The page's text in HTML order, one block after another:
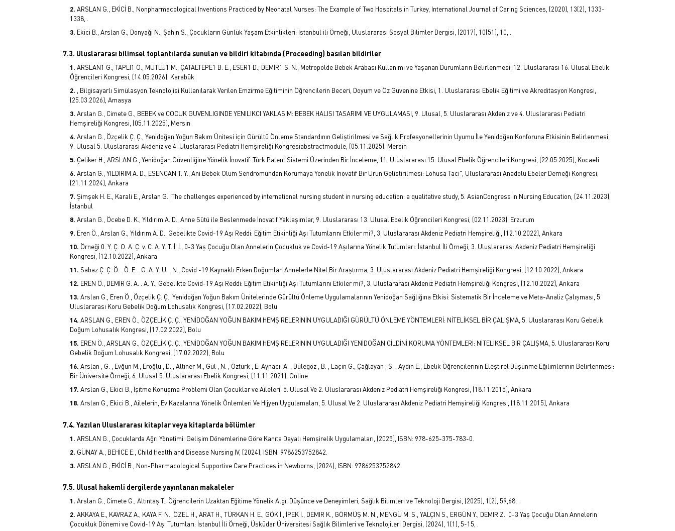
ARSLAN G., EKİCİ B., Nonpharmacological Inventions Practiced by Neonatal Nurses: The Example of Two Hospitals in Turkey, International Journal of Caring Sciences, (2020), 13(2), 1333-
1338, .
Ekici B., Arslan G., Donyağı N., Şahin S., Çocukların Günlük Yaşam Etkinlikleri: İstanbul ili Örneği, Uluslararası Sosyal Bilimler Dergisi, (2017), 10(51), 10, .
7.3. Uluslararası bilimsel toplantılarda sunulan ve bildiri kitabında (Proceeding) basılan bildiriler
ARSLAN1 G., TAPLI1 Ö., MUTLU1 M., ÇATALTEPE1 B. E., ESER1 D., DEMİR1 S. N., Metropolde Bebek Arabası Kullanımı ve Yaşanan Durumların Belirlenmesi, 12. Uluslararası 16. Ulusal Ebelik
Öğrencileri Kongresi, (14.05.2026), Karabük
, Bilgisayarlı Simülasyon Teknolojisi Kullanılarak Verilen Emzirme Eğitiminin Öğrencilerin Beceri, Doyum ve Öz Güvenine Etkisi, 1. Uluslararası Ebelik Eğitimi ve Akreditasyon Kongresi,
(25.03.2026), Amasya
Arslan G., Cimete G., BEBEK ve COCUK GUVENLIGINDE YENILIKCI YAKLASIM: BEBEK HALISI TASARIMI VE UYGULAMASI, 9. Ulusal, 5. Uluslararası Akdeniz ve 4. Uluslararası Pediatri
Hemşireliği Kongresi, (05.11.2025), Mersin
Arslan G., Özçelik Ç. Ç., Yenidoğan Yoğun Bakım Ünitesi için Gürültü Önleme Standardının Geliştirilmesi ve Sağlık Profesyonellerinin Uyumu İle Yenidoğan Konforuna Etkisinin Belirlenmesi,
9. Ulusal 5. Uluslararası Akdeniz ve 4. Uluslararası Pediatri Hemşireliği Kongresiabstractmodule, (05.11.2025), Mersin
Çeliker H., ARSLAN G., Yenidoğan Güvenliğine Yönelik İnovatif: Türk Patent Sistemi Üzerinden Bir İnceleme, 11. Uluslararası 15. Ulusal Ebelik Öğrencileri Kongresi, (22.05.2025), Kocaeli
Arslan G., YILDIRIM A. D., ESENCAN T. Y., Ani Bebek Olum Sendromundan Korumaya Yonelik Inovatif Bir Urun Gelistirilmesi: Lohusa Taci", Uluslararası Anadolu Ebeler Derneği Kongresi,
(21.11.2024), Ankara
Şimşek H. E., Karali E., Arslan G., The challenges experienced by international nursing student in nursing education: a qualitative study, 5. AsianCongress in Nursing Education, (24.11.2023),
İstanbul
Arslan G., Öcebe D. K., Yıldırım A. D., Anne Sütü ile Beslenmede İnovatif Yaklaşımlar, 9. Uluslararası 13. Ulusal Ebelik Öğrencileri Kongresi, (02.11.2023), Erzurum
Eren Ö., Arslan G., Yıldırım A. D., Gebelikte Covid-19 Aşı Reddi: Eğitim Etikinliği Aşı Tutumlarını Etkiler mi?, 3. Uluslararası Akdeniz Pediatri Hemşireliği, (12.10.2022), Ankara
Örneği 0. Y. Ç. O. A. Ç. v. C. A. Y. T. İ. İ., 0-3 Yaş Çocuğu Olan Annelerin Çocukluk ve Covid-19 Aşılarına Yönelik Tutumları: İstanbul İli Örneği, 3. Uluslararası Akdeniz Pediatri Hemşireliği
Kongresi, (12.10.2022), Ankara
Sabaz Ç. Ç. Ö. . Ö. E. . G. A. Y. U. . N., Covid -19 Kaynaklı Erken Doğumlar: Annelerle Nitel Bir Araştırma, 3. Uluslararası Akdeniz Pediatri Hemşireliği Kongresi, (12.10.2022), Ankara
EREN Ö., DEMİR G. A. . A. Y., Gebelikte Covid-19 Aşı Reddi: Eğitim Etikinliği Aşı Tutumlarını Etkiler mi?, 3. Uluslararası Akdeniz Pediatri Hemşireliği Kongresi, (12.10.2022), Ankara
Arslan G., Eren Ö., Özçelik Ç. Ç., Yenidoğan Yoğun Bakım Ünitelerinde Gürültü Önleme Uygulamalarının Yenidoğan Sağlığına Etkisi: Sistematik Bir İnceleme ve Meta-Analiz Çalışması, 5.
Uluslararası Koru Gebelik Doğum Lohusalık Kongresi, (17.02.2022), Bolu
ARSLAN G., EREN Ö., ÖZÇELİK Ç. Ç., YENİDOĞAN YOĞUN BAKIM HEMŞİRELERİNİN UYGULADIĞI GÜRÜLTÜ ÖNLEME YÖNTEMLERİ: NİTELİKSEL BİR ÇALIŞMA, 5. Uluslararası Koru Gebelik
Doğum Lohusalık Kongresi, (17.02.2022), Bolu
EREN Ö., ARSLAN G., ÖZÇELİK Ç. Ç., YENİDOĞAN YOĞUN BAKIM HEMŞİRELERİNİN UYGULADIĞI YENİDOĞAN CİLDİNİ KORUMA YÖNTEMLERİ: NİTELİKSEL BİR ÇALIŞMA, 5. Uluslararası Koru
Gebelik Doğum Lohusalık Kongresi, (17.02.2022), Bolu
Arslan , G. , Evğün M., Eroğlu , D. , Altıner M., Gül , N. , Öztürk , E. Aynacı, A. , Dülegöz , B. , Laçin G., Çağlayan , S. , Aydın E., Ebelik Öğrencilerinin Eleştirel Düşünme Eğilimlerinin Belirlenmesi:
Bir Üniversite Örneği, 6. Ulusal 5. Uluslararası Ebelik Kongresi, (11.11.2021), Online
Arslan G., Ekici B., İşitme Konuşma Problemi Olan Çocuklar ve Aileleri, 5. Ulusal Ve 2. Uluslararası Akdeniz Pediatri Hemşireliği Kongresi, (18.11.2015), Ankara
Arslan G., Ekici B., Ailelerin, Ev Kazalarına Yönelik Önlemleri Ve Hijyen Uygulamaları, 5. Ulusal Ve 2. Uluslararası Akdeniz Pediatri Hemşireliği Kongresi, (18.11.2015), Ankara
7.4. Yazılan Uluslararası kitaplar veya kitaplarda bölümler
ARSLAN G., Çocuklarda Ağrı Yönetimi: Gelişim Dönemlerine Göre Kanıta Dayalı Hemşirelik Uygulamaları, (2025), ISBN: 978-625-375-783-0.
GÜNAY A., BEHİCE E., Child Health and Disease Nursing IV, (2024), ISBN: 9786253752842.
ARSLAN G., EKİCİ B., Non-Pharmacological Supportive Care Practices in Newborns, (2024), ISBN: 9786253752842.
7.5. Ulusal hakemli dergilerde yayınlanan makaleler
Arslan G., Cimete G., Altıntaş T., Öğrencilerin Uzaktan Eğitime Yönelik Algı, Düşünce ve Deneyimleri, Sağlık Bilimleri ve Teknoloji Dergisi, (2025), 1(2), 59,68, .
AKKAYA E., KAVRAZ A., KAYA F. N., ÖZEL H., ARAT H., TÜRKAN H. E., GÖK İ., İPEK İ., DEMIR K., GÖRMÜŞ M. N., MENGÜ M. S., YALÇIN S., ERGÜN Y., DEMIR Z., 0-3 Yaş Çocuğu Olan Annelerin
Çocukluk Dönemi ve Covid-19 Aşı Tutumları: İstanbul İli Örneği, Üsküdar Üniversitesi Sağlık Bilimleri ve Teknolojileri Dergisi, (2024), 1(1), 5-15, .